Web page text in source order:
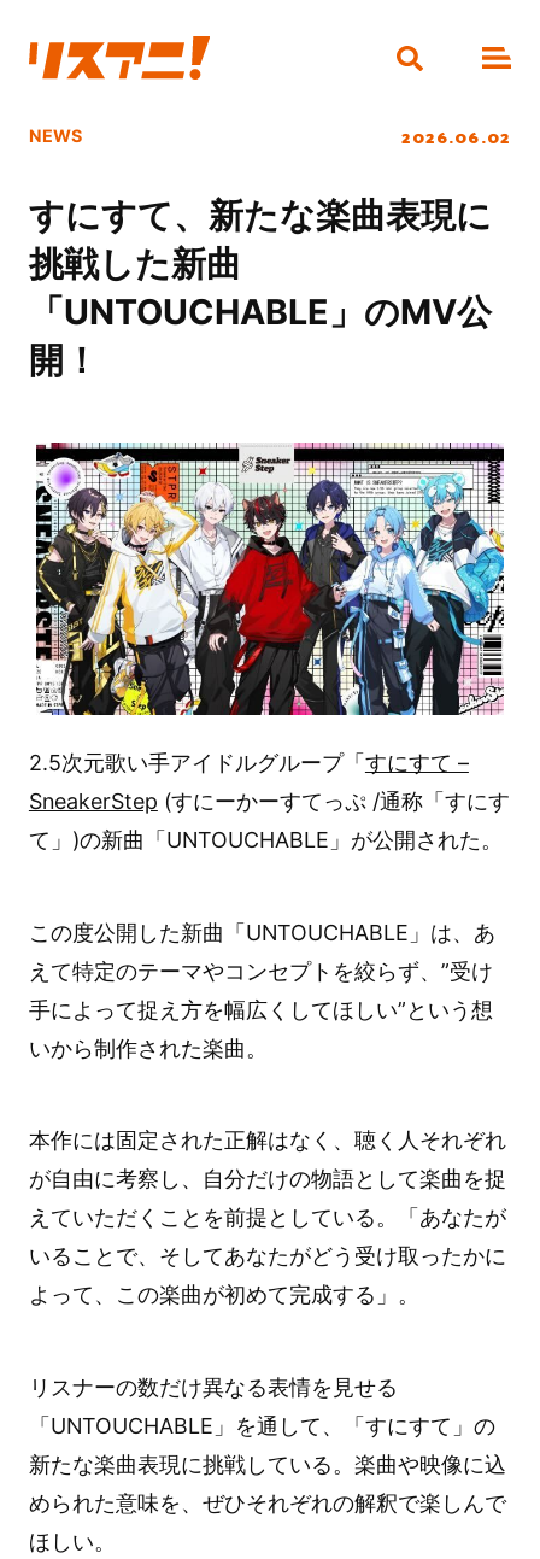
NEWS 2026.06.02
すにすて、新たな楽曲表現に
挑戦した新曲
「UNTOUCHABLE」のMV公
開！
2.5次元歌い手アイドルグループ「すにすて –
SneakerStep (すにーかーすてっぷ /通称「すにす
て」)の新曲「UNTOUCHABLE」が公開された。
この度公開した新曲「UNTOUCHABLE」は、あ
えて特定のテーマやコンセプトを絞らず、”受け
手によって捉え方を幅広くしてほしい”という想
いから制作された楽曲。
本作には固定された正解はなく、聴く人それぞれ
が自由に考察し、自分だけの物語として楽曲を捉
えていただくことを前提としている。「あなたが
いることで、そしてあなたがどう受け取ったかに
よって、この楽曲が初めて完成する」。
リスナーの数だけ異なる表情を見せる
「UNTOUCHABLE」を通して、「すにすて」の
新たな楽曲表現に挑戦している。楽曲や映像に込
められた意味を、ぜひそれぞれの解釈で楽しんで
ほしい。